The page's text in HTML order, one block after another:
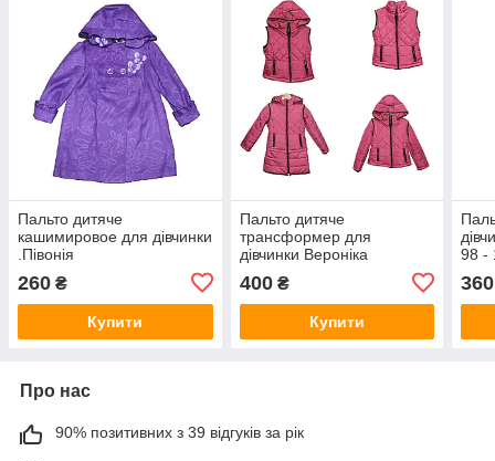
Пальто дитяче
кашимировое для дівчинки
.Півонія
260 ₴
Купити
Пальто дитяче
трансформер для
дівчинки Вероніка
400₴
Купити
98 -
360
Про нас
90% позитивних з 39 відгуків за рік